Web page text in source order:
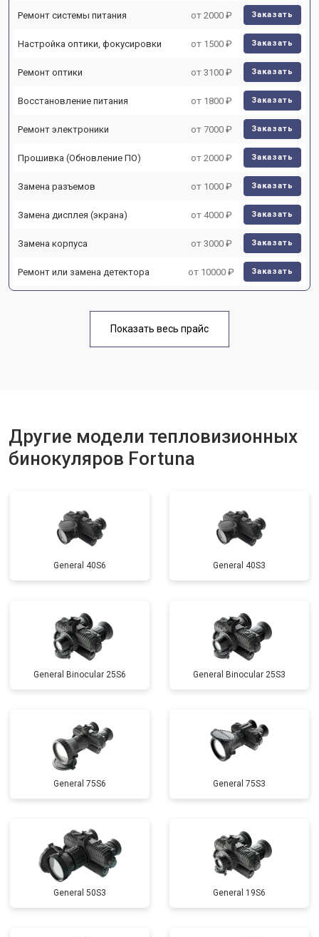
Ремонт системы питания от 2000 ₽ Заказать
Настройка оптики, фокусировки от 1500 ₽ Заказать
Ремонт оптики от 3100 ₽ Заказать
Восстановление питания от 1800 ₽ Заказать
Ремонт электроники от 7000 ₽ Заказать
Прошивка (Обновление ПО) от 2000 ₽ Заказать
Замена разъемов от 1000 ₽ Заказать
Замена дисплея (экрана) от 4000 ₽ Заказать
Замена корпуса от 3000 ₽ Заказать
Ремонт или замена детектора от 10000 ₽ Заказать
Показать весь прайс
Другие модели тепловизионных
бинокуляров Fortuna
General 40S6 General 40S3
General Binocular 25S6 General Binocular 25S3
General 75S6 General 75S3
General 50S3 General 19S6